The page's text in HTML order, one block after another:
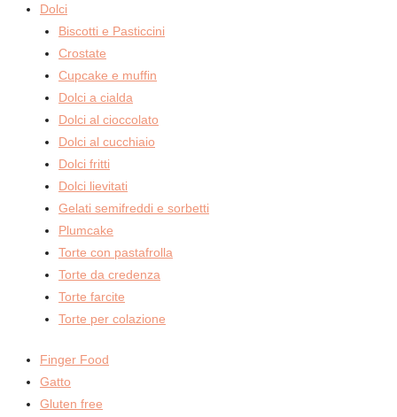
Dolci
Biscotti e Pasticcini
Crostate
Cupcake e muffin
Dolci a cialda
Dolci al cioccolato
Dolci al cucchiaio
Dolci fritti
Dolci lievitati
Gelati semifreddi e sorbetti
Plumcake
Torte con pastafrolla
Torte da credenza
Torte farcite
Torte per colazione
Finger Food
Gatto
Gluten free